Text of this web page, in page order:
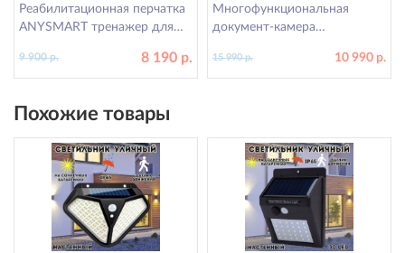
Реабилитационная перчатка
ANYSMART тренажер для
8 190 р.
9 900 р.
Многофункциональная
документ-камера
учреждений 12 Мп
10 990 р.
15 990 р.
Похожие товары